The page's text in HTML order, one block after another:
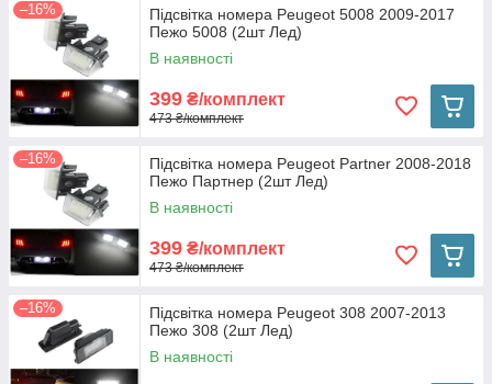
–16%
Підсвітка номера Peugeot 5008 2009-2017
Пежо 5008 (2шт Лед)
В наявності
399 ₴/комплект
473 ₴/комплект
–16%
Підсвітка номера Peugeot Partner 2008-2018
Пежо Партнер (2шт Лед)
В наявності
399 ₴/комплект
473 ₴/комплект
–16%
Підсвітка номера Peugeot 308 2007-2013
Пежо 308 (2шт Лед)
В наявності